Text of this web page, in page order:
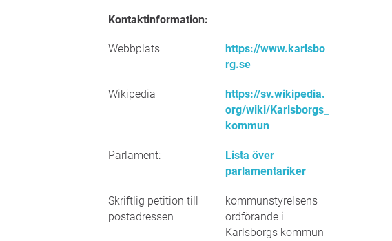
Kontaktinformation:
Webbplats
https://www.karlsbo
rg.se
Wikipedia
https://sv.wikipedia.
org/wiki/Karlsborgs_
kommun
Parlament:
Lista över
parlamentariker
Skriftlig petition till
postadressen
kommunstyrelsens
ordförande i
Karlsborgs kommun